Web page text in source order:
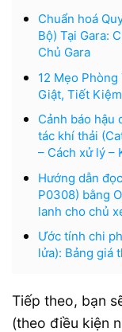
Chuẩn hoá
Bộ) Tại Gara:
Chủ Gara
12 Mẹo Phòng
Giật, Tiết
Cảnh báo hậu
tác khí thải
– Cách xử lý –
Hướng dẫn
P0308) bằng
lanh cho chủ
Ước tính chi
lửa): Bảng giá
Tiếp theo, bạn
(theo điều kiện